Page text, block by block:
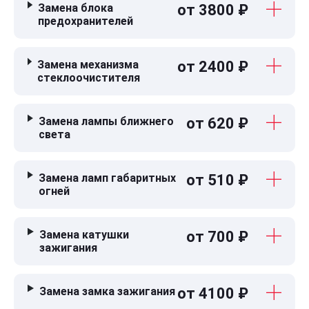
Замена блока
предохранителей
от 3800 ₽
Замена механизма
стеклоочистителя
от 2400 ₽
Замена лампы ближнего
света
от 620 ₽
Замена ламп габаритных
огней
от 510 ₽
Замена катушки
зажигания
от 700 ₽
Замена замка зажигания от 4100 ₽